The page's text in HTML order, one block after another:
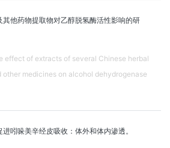
其他药物提取物对乙醇脱氢酶活性影响的研
effect of extracts of several Chinese herbal
other medicines on alcohol dehydrogenase
吲哚美辛经皮吸收：体外和体内渗透。